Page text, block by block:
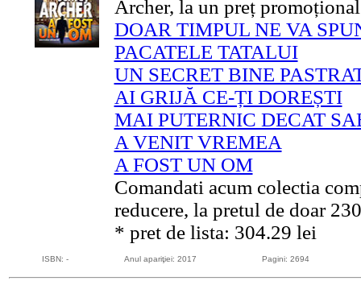
Archer, la un preț
DOAR TIMPUL NE VA
PACATELE TATALUI
UN SECRET BINE
AI GRIJĂ CE-ȚI DOREȘTI
MAI PUTERNIC DECAT
A VENIT VREMEA
A FOST UN OM
Comandati acum colectia
reducere, la pretul de doar
* pret de lista: 304.29 lei
ISBN: - Anul apariţiei: 2017 Pagini: 2694